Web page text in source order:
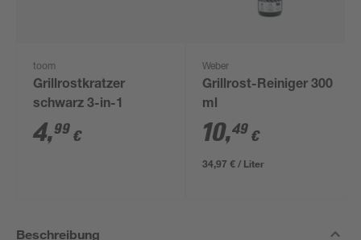
toom
Grillrostkratzer
schwarz 3-in-1
4,99 €
Weber
Grillrost-Reiniger 300
ml
10,49 €
34,97 € / Liter
Beschreibung